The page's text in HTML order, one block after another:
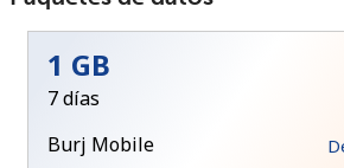
1 GB
7 días
Burj Mobile